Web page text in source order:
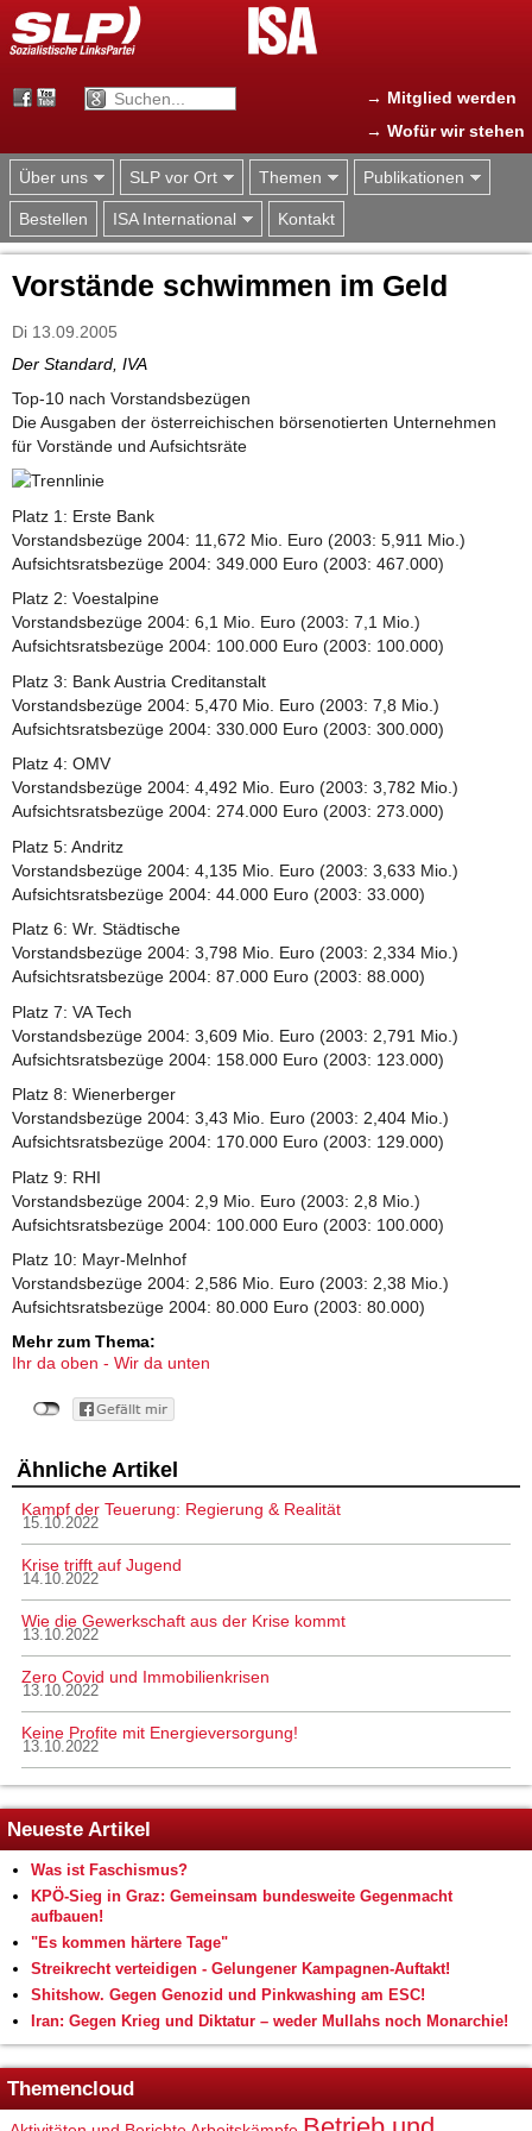
Jump to navigation
→ Mitglied werden
→ Wofür wir stehen
Über uns SLP vor Ort Themen Publikationen
Bestellen ISA International Kontakt
Vorstände schwimmen im Geld
Di 13.09.2005
Der Standard, IVA
Top-10 nach Vorstandsbezügen
Die Ausgaben der österreichischen börsenotierten Unternehmen
für Vorstände und Aufsichtsräte
Platz 1: Erste Bank
Vorstandsbezüge 2004: 11,672 Mio. Euro (2003: 5,911 Mio.)
Aufsichtsratsbezüge 2004: 349.000 Euro (2003: 467.000)
Platz 2: Voestalpine
Vorstandsbezüge 2004: 6,1 Mio. Euro (2003: 7,1 Mio.)
Aufsichtsratsbezüge 2004: 100.000 Euro (2003: 100.000)
Platz 3: Bank Austria Creditanstalt
Vorstandsbezüge 2004: 5,470 Mio. Euro (2003: 7,8 Mio.)
Aufsichtsratsbezüge 2004: 330.000 Euro (2003: 300.000)
Platz 4: OMV
Vorstandsbezüge 2004: 4,492 Mio. Euro (2003: 3,782 Mio.)
Aufsichtsratsbezüge 2004: 274.000 Euro (2003: 273.000)
Platz 5: Andritz
Vorstandsbezüge 2004: 4,135 Mio. Euro (2003: 3,633 Mio.)
Aufsichtsratsbezüge 2004: 44.000 Euro (2003: 33.000)
Platz 6: Wr. Städtische
Vorstandsbezüge 2004: 3,798 Mio. Euro (2003: 2,334 Mio.)
Aufsichtsratsbezüge 2004: 87.000 Euro (2003: 88.000)
Platz 7: VA Tech
Vorstandsbezüge 2004: 3,609 Mio. Euro (2003: 2,791 Mio.)
Aufsichtsratsbezüge 2004: 158.000 Euro (2003: 123.000)
Platz 8: Wienerberger
Vorstandsbezüge 2004: 3,43 Mio. Euro (2003: 2,404 Mio.)
Aufsichtsratsbezüge 2004: 170.000 Euro (2003: 129.000)
Platz 9: RHI
Vorstandsbezüge 2004: 2,9 Mio. Euro (2003: 2,8 Mio.)
Aufsichtsratsbezüge 2004: 100.000 Euro (2003: 100.000)
Platz 10: Mayr-Melnhof
Vorstandsbezüge 2004: 2,586 Mio. Euro (2003: 2,38 Mio.)
Aufsichtsratsbezüge 2004: 80.000 Euro (2003: 80.000)
Mehr zum Thema:
Ihr da oben - Wir da unten
Ähnliche Artikel
Kampf der Teuerung: Regierung & Realität
15.10.2022
Krise trifft auf Jugend
14.10.2022
Wie die Gewerkschaft aus der Krise kommt
13.10.2022
Zero Covid und Immobilienkrisen
13.10.2022
Keine Profite mit Energieversorgung!
13.10.2022
Neueste Artikel
Was ist Faschismus?
KPÖ-Sieg in Graz: Gemeinsam bundesweite Gegenmacht
aufbauen!
"Es kommen härtere Tage"
Streikrecht verteidigen - Gelungener Kampagnen-Auftakt!
Shitshow. Gegen Genozid und Pinkwashing am ESC!
Iran: Gegen Krieg und Diktatur – weder Mullahs noch Monarchie!
Themencloud